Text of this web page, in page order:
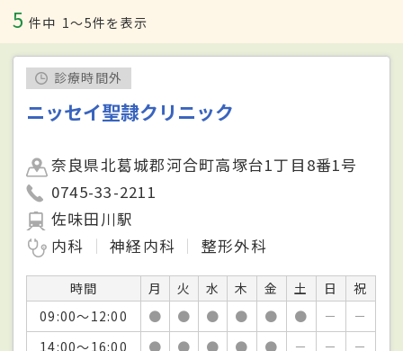
5 件中 1〜5件を表示
診療時間外
ニッセイ聖隷クリニック
奈良県北葛城郡河合町高塚台1丁目8番1号
0745-33-2211
佐味田川駅
内科
神経内科 整形外科
時間 月 火 水 木 金 土 日
祝
09:00～12:00
● ● ● ● ● ● －
－
14:00～16:00
● ● ● ● ● － － －